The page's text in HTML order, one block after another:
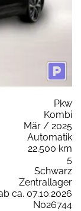
Pkw
Kombi
Mär / 2025
Automatik
22.500 km
5
Schwarz
Zentrallager
ca. 07.10.2026
N026744